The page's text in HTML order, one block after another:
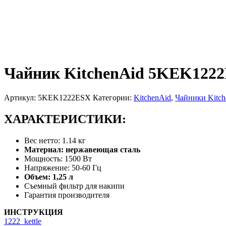
Чайник KitchenAid
Артикул: 5KEK1222ESX Категории: KitchenAid, Чайники
ХАРАКТЕРИСТИКИ:
Вес нетто: 1.14 кг
Материал: нержавеющая сталь
Мощность: 1500 Вт
Напряжение: 50-60 Гц
Объем: 1,25 л
Съемный фильтр для накипи
Гарантия производителя
ИНСТРУКЦИЯ
1222_kettle